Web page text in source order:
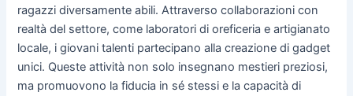
ragazzi diversamente abili. Attraverso collaborazioni con
realtà del settore, come laboratori di oreficeria e artigianato
locale, i giovani talenti partecipano alla creazione di gadget
unici. Queste attività non solo insegnano mestieri preziosi,
ma promuovono la fiducia in sé stessi e la capacità di